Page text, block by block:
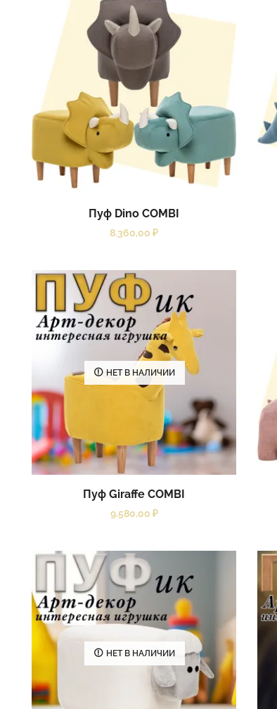
Пуф Dino COMBI
8.360,00 ₽
НЕТ В НАЛИЧИИ
Пуф Giraffe COMBI
9.580,00 ₽
НЕТ В НАЛИЧИИ